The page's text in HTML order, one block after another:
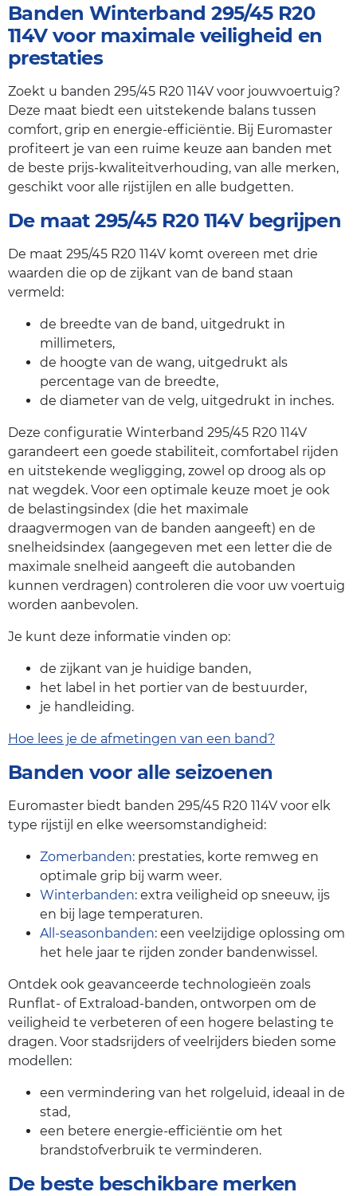
Banden Winterband 295/45 R20
114V voor maximale veiligheid en
prestaties
Zoekt u banden 295/45 R20 114V voor jouwvoertuig?
Deze maat biedt een uitstekende balans tussen
comfort, grip en energie-efficiëntie. Bij Euromaster
profiteert je van een ruime keuze aan banden met
de beste prijs-kwaliteitverhouding, van alle merken,
geschikt voor alle rijstijlen en alle budgetten.
De maat 295/45 R20 114V begrijpen
De maat 295/45 R20 114V komt overeen met drie
waarden die op de zijkant van de band staan
vermeld:
de breedte van de band, uitgedrukt in
millimeters,
de hoogte van de wang, uitgedrukt als
percentage van de breedte,
de diameter van de velg, uitgedrukt in inches.
Deze configuratie Winterband 295/45 R20 114V
garandeert een goede stabiliteit, comfortabel rijden
en uitstekende wegligging, zowel op droog als op
nat wegdek. Voor een optimale keuze moet je ook
de belastingsindex (die het maximale
draagvermogen van de banden aangeeft) en de
snelheidsindex (aangegeven met een letter die de
maximale snelheid aangeeft die autobanden
kunnen verdragen) controleren die voor uw voertuig
worden aanbevolen.
Je kunt deze informatie vinden op:
de zijkant van je huidige banden,
het label in het portier van de bestuurder,
je handleiding.
Hoe lees je de afmetingen van een band?
Banden voor alle seizoenen
Euromaster biedt banden 295/45 R20 114V voor elk
type rijstijl en elke weersomstandigheid:
Zomerbanden: prestaties, korte remweg en
optimale grip bij warm weer.
Winterbanden: extra veiligheid op sneeuw, ijs
en bij lage temperaturen.
All-seasonbanden: een veelzijdige oplossing om
het hele jaar te rijden zonder bandenwissel.
Ontdek ook geavanceerde technologieën zoals
Runflat- of Extraload-banden, ontworpen om de
veiligheid te verbeteren of een hogere belasting te
dragen. Voor stadsrijders of veelrijders bieden some
modellen:
een vermindering van het rolgeluid, ideaal in de
stad,
een betere energie-efficiëntie om het
brandstofverbruik te verminderen.
De beste beschikbare merken